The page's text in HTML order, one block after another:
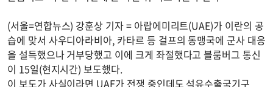
(서울=연합뉴스) 강훈상 기자 = 아랍에미리트(UAE)가 이란의 공
습에 맞서 사우디아라비아, 카타르 등 걸프의 동맹국에 군사 대응
을 설득했으나 거부당했고 이에 크게 좌절했다고 블룸버그 통신
이 15일(현지시간) 보도했다.
이 보도가 사실이라면 UAE가 전쟁 중인데도 석유수출국기구